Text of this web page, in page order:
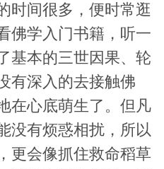
时间很多，便时常逛
佛学入门书籍，听一
基本的三世因果、轮
有深入的去接触佛
在心底萌生了。但凡
没有烦惑相扰，所以
更会像抓住救命稻草